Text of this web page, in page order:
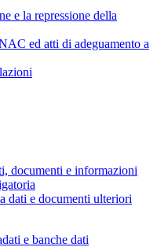
e la repressione della
ed atti di adeguamento a
documenti e informazioni
dati e documenti ulteriori
e banche dati